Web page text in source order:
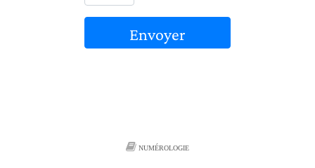
Envoyer
NUMÉROLOGIE